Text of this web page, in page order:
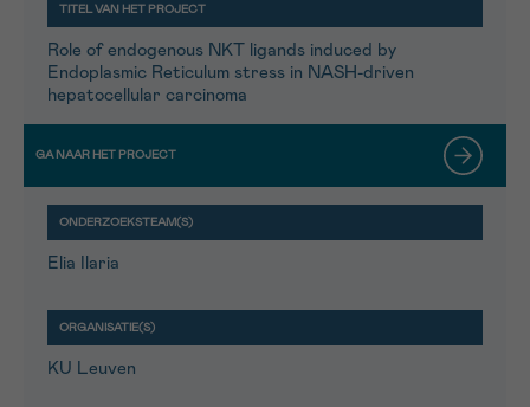
Role of endogenous NKT ligands induced by
Endoplasmic Reticulum stress in NASH-driven
hepatocellular carcinoma
Elia Ilaria
KU Leuven